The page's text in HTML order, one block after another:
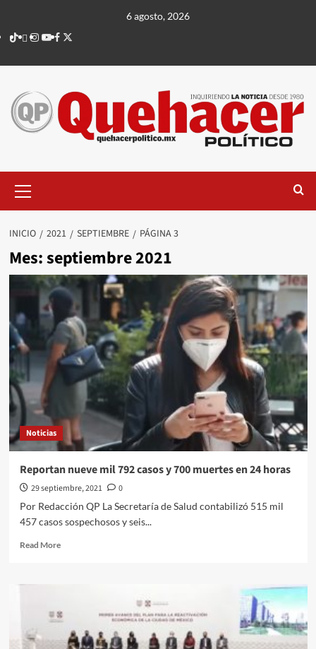
contenido
6 agosto, 2026
TikTok
threads
Instagram
Youtube
Facebook
X
principal
INICIO 2021 SEPTIEMBRE PÁGINA 3
Mes:septiembre 2021
Noticias
Reportan nueve mil 792 casos y 700 muertes en 24 horas
29 septiembre, 2021
0
Por Redacción QP La Secretaría de Salud contabilizó 515 mil
457 casos sospechosos y seis...
Read MoreRead
mil
792
casos